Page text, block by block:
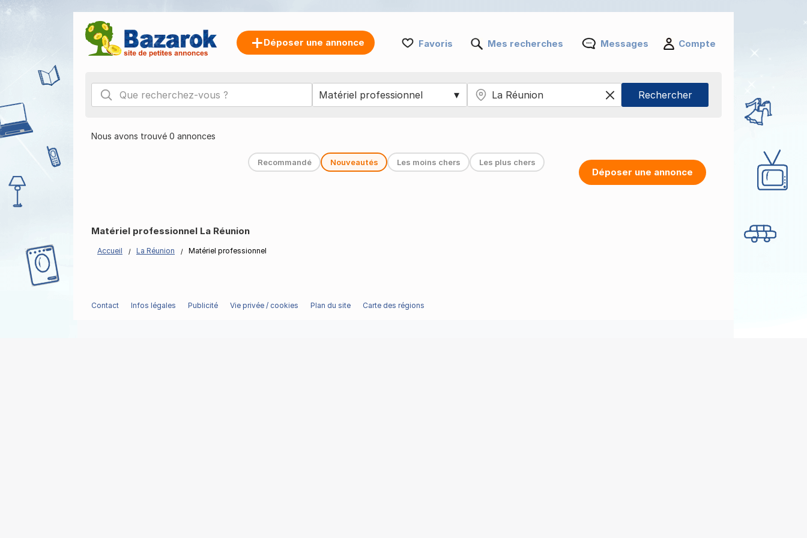
Déposer une annonce Favoris Mes recherches Messages Compte
Nous avons trouvé 0 annonces
Recommandé Nouveautés Les moins chers Les plus chers
Matériel professionnel La Réunion
Accueil La Réunion Matériel professionnel
Déposer une annonce
Contact Infos légales Publicité Vie privée / cookies Plan du site Carte des régions